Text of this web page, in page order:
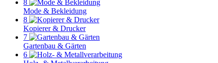
8
Mode & Bekleidung
8
Kopierer & Drucker
7
Gartenbau & Gärten
6